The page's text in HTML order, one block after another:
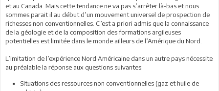
et au Canada. Mais cette tendance ne va pas s’arrêter là-bas et nous
sommes parait il au début d’un mouvement universel de prospection de
richesses non conventionnelles. C’est a priori admis que la connaissance
de la géologie et de la composition des formations argileuses
potentielles est limitée dans le monde ailleurs de l’Amérique du Nord.
L’imitation de l’expérience Nord Américaine dans un autre pays nécessite
au préalable la réponse aux questions suivantes:
Situations des ressources non conventionnelles (gaz et huile de